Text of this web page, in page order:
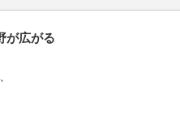
が広がる